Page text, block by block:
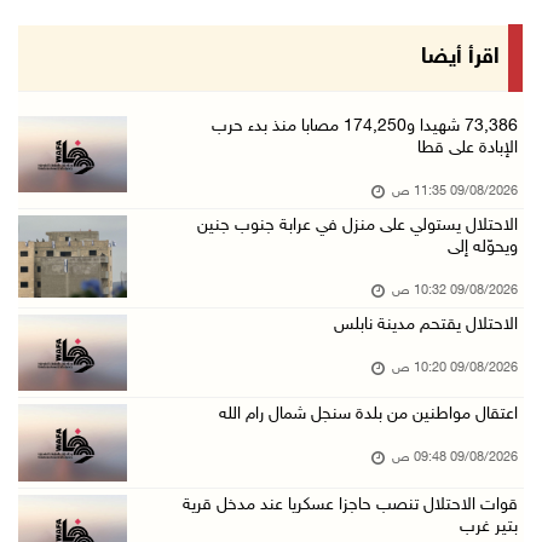
إجلاء آلاف السكان مع اتساع حرائق الغابات غرب ...
جيش الاحتلال يواصل نسف المنازل واستهداف خيام ...
09/آب/2026 09:29 ص
الاحتلال يطلق النار على راعي أغنام في إذنا وي ...
09/آب/2026 09:18 ص
أسعار العملات مقابل الشيقل
09/آب/2026 08:44 ص
الاحتلال يقتحم عدة قرى في نابلس ويداهم منازل ...
اقرأ أيضا
73,386 شهيدا و174,250 مصابا منذ بدء حرب
الإبادة على قطا
09/08/2026 11:35 ص
الاحتلال يستولي على منزل في عرابة جنوب جنين
ويحوّله إلى
09/08/2026 10:32 ص
الاحتلال يقتحم مدينة نابلس
09/08/2026 10:20 ص
اعتقال مواطنين من بلدة سنجل شمال رام الله
09/08/2026 09:48 ص
قوات الاحتلال تنصب حاجزا عسكريا عند مدخل قرية
بتير غرب